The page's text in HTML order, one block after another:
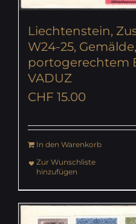
Liechtenstein,
W24-25,
portogerechtem
VADUZ
CHF 15.00
In den Warenkorb
Zur Wunschliste
hinzufügen